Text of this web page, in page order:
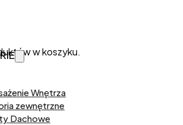
w koszyku.
Wnętrza
zewnętrzne
Dachowe